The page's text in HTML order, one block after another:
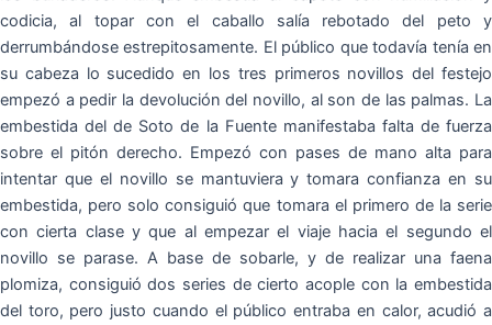
codicia, al topar con el caballo salía rebotado del peto y
derrumbándose estrepitosamente. El público que todavía tenía en
su cabeza lo sucedido en los tres primeros novillos del festejo
empezó a pedir la devolución del novillo, al son de las palmas. La
embestida del de Soto de la Fuente manifestaba falta de fuerza
sobre el pitón derecho. Empezó con pases de mano alta para
intentar que el novillo se mantuviera y tomara confianza en su
embestida, pero solo consiguió que tomara el primero de la serie
con cierta clase y que al empezar el viaje hacia el segundo el
novillo se parase. A base de sobarle, y de realizar una faena
plomiza, consiguió dos series de cierto acople con la embestida
del toro, pero justo cuando el público entraba en calor, acudió a